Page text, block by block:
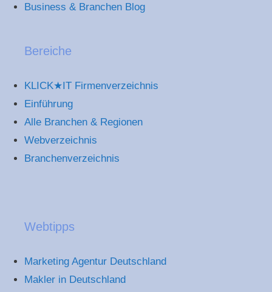
Business & Branchen Blog
Bereiche
KLICK★IT Firmenverzeichnis
Einführung
Alle Branchen & Regionen
Webverzeichnis
Branchenverzeichnis
Webtipps
Marketing Agentur Deutschland
Makler in Deutschland